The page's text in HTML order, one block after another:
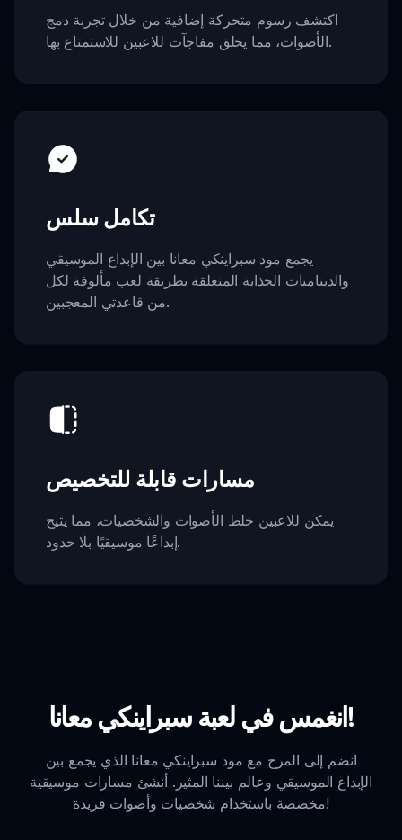
اكتشف رسوم متحركة إضافية من خلال تجربة دمج
الأصوات، مما يخلق مفاجآت للاعبين للاستمتاع بها.
تكامل سلس
يجمع مود سبراينكي معانا بين الإبداع الموسيقي
والديناميات الجذابة المتعلقة بطريقة لعب مألوفة لكل
من قاعدتي المعجبين.
مسارات قابلة للتخصيص
يمكن للاعبين خلط الأصوات والشخصيات، مما يتيح
إبداعًا موسيقيًا بلا حدود.
انغمس في لعبة سبراينكي معانا!
انضم إلى المرح مع مود سبراينكي معانا الذي يجمع بين
الإبداع الموسيقي وعالم بيننا المثير. أنشئ مسارات موسيقية
مخصصة باستخدام شخصيات وأصوات فريدة!